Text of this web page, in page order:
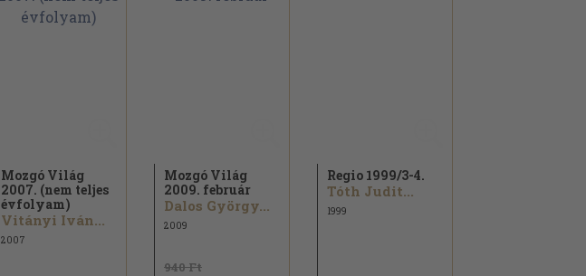
Mozgó Világ
2007. (nem teljes
évfolyam)
Vitányi Iván...
2007
Mozgó Világ
2009. február
Dalos György...
2009
940 Ft
Regio 1999/3-4.
Tóth Judit...
1999